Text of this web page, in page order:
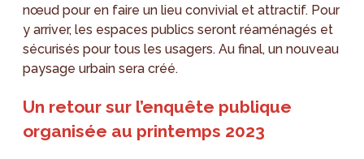
nœud pour en faire un lieu convivial et attractif. Pour
y arriver, les espaces publics seront réaménagés et
sécurisés pour tous les usagers. Au final, un nouveau
paysage urbain sera créé.
Un retour sur l’enquête publique
organisée au printemps 2023